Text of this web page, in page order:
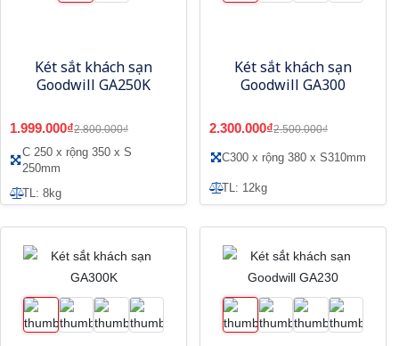
Két sắt khách sạn
Goodwill GA250K
1.999.000₫2.800.000₫
C 250 x rộng 350 x S
250mm
TL: 8kg
Két sắt khách sạn
Goodwill GA300
2.300.000₫2.500.000₫
C300 x rộng 380 x S310mm
TL: 12kg